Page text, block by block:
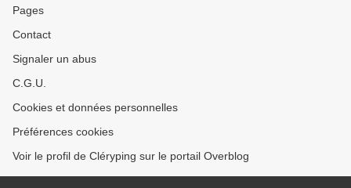
Pages
Contact
Signaler un abus
C.G.U.
Cookies et données personnelles
Préférences cookies
Voir le profil de Cléryping sur le portail Overblog